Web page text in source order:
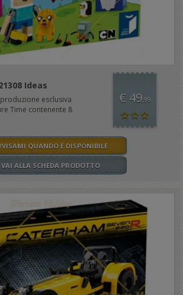
Ideas
esclusiva
Time contenente 8
€ 49,99
QUANDO È DISPONIBILE
VAI ALLA SCHEDA PRODOTTO